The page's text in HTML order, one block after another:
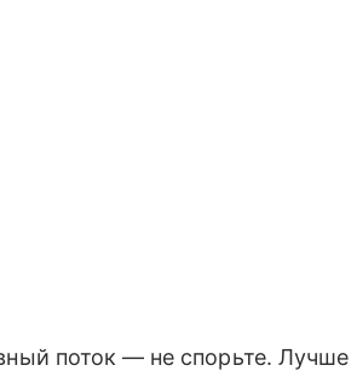
поток — не спорьте. Лучше